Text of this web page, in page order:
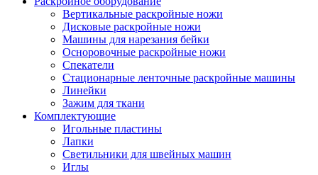
Вертикальные раскройные ножи
Дисковые раскройные ножи
Машины для нарезания бейки
Осноровочные раскройные ножи
Спекатели
Стационарные ленточные раскройные машины
Линейки
Зажим для ткани
Комплектующие
Игольные пластины
Лапки
Светильники для швейных машин
Иглы